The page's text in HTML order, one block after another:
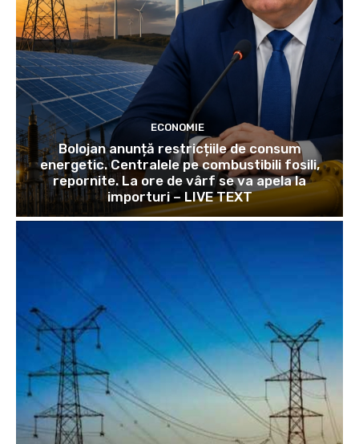
ECONOMIE
Bolojan anunță restricțiile de consum
energetic. Centralele pe combustibili fosili,
repornite. La ore de vârf se va apela la
importuri – LIVE TEXT